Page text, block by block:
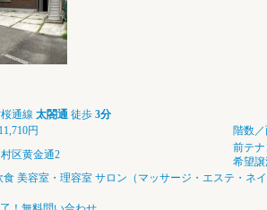
通線 太閤通 徒歩 3分
円
階数
区黄金通2
前テ
希望
食 美容室・理容室 サロン（マッサージ・エステ・ネ